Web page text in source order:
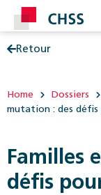
Retour
Home Dossiers
mutation : des
Familles
défis